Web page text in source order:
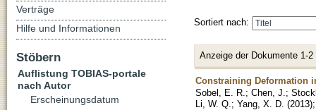
Sortiert nach:
Anzeige der Dokumente 1-2
Constraining Deformation
Sobel, E. R. ; Chen, J. ;
Li, W. Q. ; Yang, X. D. (2013)
Verträge
Hilfe und Informationen
Stöbern
Auflistung TOBIAS-portale
nach Autor
Erscheinungsdatum